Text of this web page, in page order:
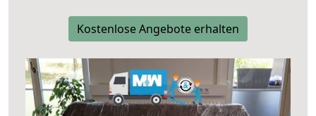
Kostenlose Angebote erhalten